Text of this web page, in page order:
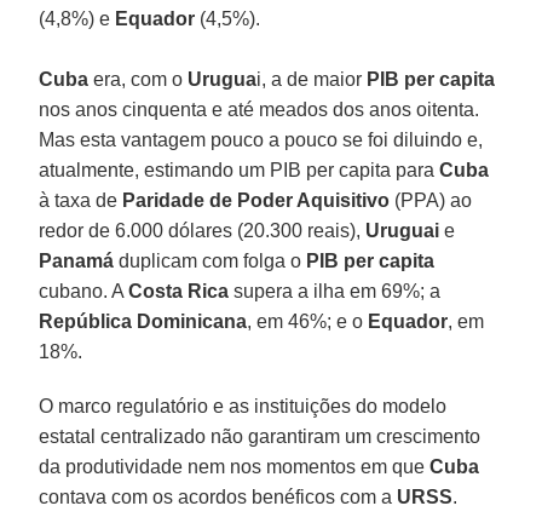
(4,8%) e Equador (4,5%).
Cuba era, com o Uruguai, a de maior PIB per capita
nos anos cinquenta e até meados dos anos oitenta.
Mas esta vantagem pouco a pouco se foi diluindo e,
atualmente, estimando um PIB per capita paraCuba
à taxa de Paridade de Poder Aquisitivo (PPA) ao
redor de 6.000 dólares (20.300 reais), Uruguai e
Panamá duplicam com folga o PIB per capita
cubano. ACosta Rica supera a ilha em 69%; a
República Dominicana, em 46%; e o Equador, em
18%.
O marco regulatório e as instituições do modelo
estatal centralizado não garantiram um crescimento
da produtividade nem nos momentos em queCuba
contava com os acordos benéficos com a URSS.